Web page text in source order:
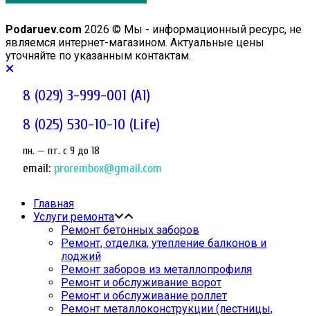
Podaruev.com 2026 © Мы - информационный ресурс, не
являемся интернет-магазином. Актуальные цены
уточняйте по указанным контактам.
8 (029) 3-999-001 (A1)
8 (025) 530-10-10 (Life)
пн. — пт. c 9 до 18
email: prorembox@gmail.com
Главная
Услуги ремонта
Ремонт бетонных заборов
Ремонт, отделка, утепление балконов и
лоджий
Ремонт заборов из металлопрофиля
Ремонт и обслуживание ворот
Ремонт и обслуживание роллет
Ремонт металлоконструкции (лестницы,